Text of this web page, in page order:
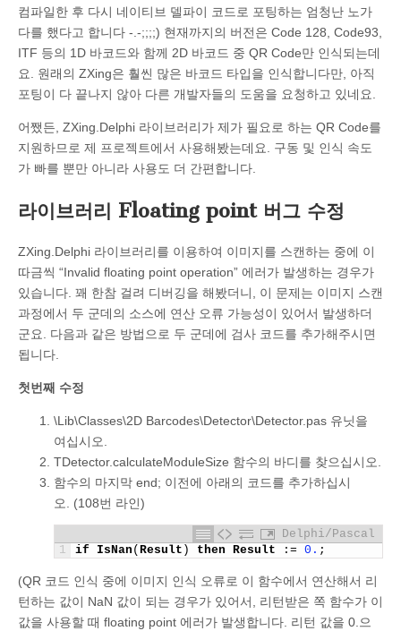
컴파일한 후 다시 네이티브 델파이 코드로 포팅하는 엄청난 노가
다를 했다고 합니다 -.-;;;;) 현재까지의 버전은 Code 128, Code93,
ITF 등의 1D 바코드와 함께 2D 바코드 중 QR Code만 인식되는데
요. 원래의 ZXing은 훨씬 많은 바코드 타입을 인식합니다만, 아직
포팅이 다 끝나지 않아 다른 개발자들의 도움을 요청하고 있네요.
어쨌든, ZXing.Delphi 라이브러리가 제가 필요로 하는 QR Code를
지원하므로 제 프로젝트에서 사용해봤는데요. 구동 및 인식 속도
가 빠를 뿐만 아니라 사용도 더 간편합니다.
라이브러리 Floating point 버그 수정
ZXing.Delphi 라이브러리를 이용하여 이미지를 스캔하는 중에 이
따금씩 “Invalid floating point operation” 에러가 발생하는 경우가
있습니다. 꽤 한참 걸려 디버깅을 해봤더니, 이 문제는 이미지 스캔
과정에서 두 군데의 소스에 연산 오류 가능성이 있어서 발생하더
군요. 다음과 같은 방법으로 두 군데에 검사 코드를 추가해주시면
됩니다.
첫번째 수정
\Lib\Classes\2D Barcodes\Detector\Detector.pas 유닛을
여십시오.
TDetector.calculateModuleSize 함수의 바디를 찾으십시오.
함수의 마지막 end; 이전에 아래의 코드를 추가하십시
오. (108번 라인)
Delphi/Pascal
1
if IsNan ( Result ) then Result : = 0. ;
(QR 코드 인식 중에 이미지 인식 오류로 이 함수에서 연산해서 리
턴하는 값이 NaN 값이 되는 경우가 있어서, 리턴받은 쪽 함수가 이
값을 사용할 때 floating point 에러가 발생합니다. 리턴 값을 0.으